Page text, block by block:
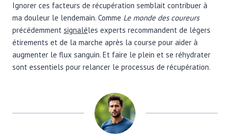
Ignorer ces facteurs de récupération semblait contribuer à
ma douleur le lendemain. Comme Le monde des coureurs
précédemment signaléles experts recommandent de légers
étirements et de la marche après la course pour aider à
augmenter le flux sanguin. Et faire le plein et se réhydrater
sont essentiels pour relancer le processus de récupération.